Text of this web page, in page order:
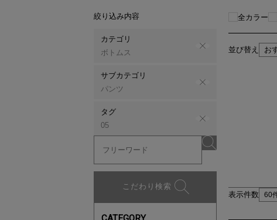
絞り込み内容
カテゴリ
ボトムス
サブカテゴリ
パンツ
タグ
05
こだわり検索
全カラー
並び替え
表示件数